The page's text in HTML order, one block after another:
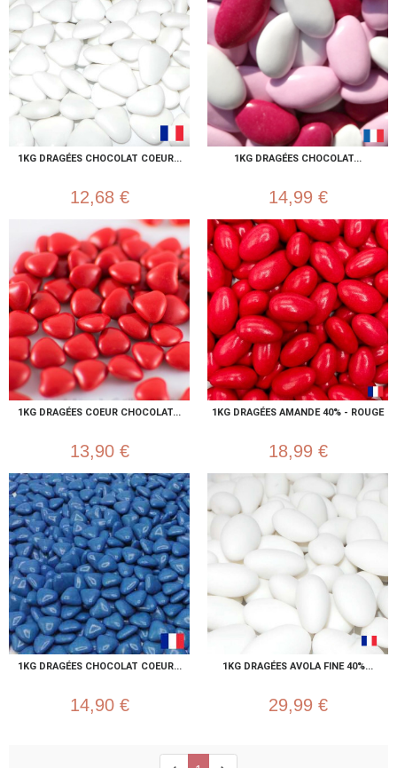
1KG DRAGÉES CHOCOLAT COEUR...
12,68 €
1KG DRAGÉES CHOCOLAT...
14,99 €
1KG DRAGÉES COEUR CHOCOLAT...
13,90 €
1KG DRAGÉES AMANDE 40% - ROUGE
18,99 €
1KG DRAGÉES CHOCOLAT COEUR...
14,90 €
1KG DRAGÉES AVOLA FINE 40%...
29,99 €